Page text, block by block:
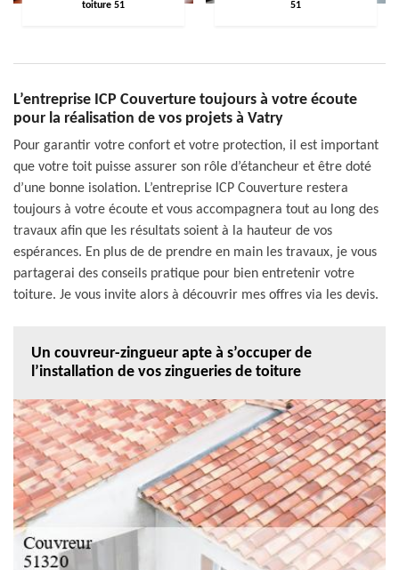
toiture 51
51
L’entreprise ICP Couverture toujours à votre écoute
pour la réalisation de vos projets à Vatry
Pour garantir votre confort et votre protection, il est important
que votre toit puisse assurer son rôle d’étancheur et être doté
d’une bonne isolation. L’entreprise ICP Couverture restera
toujours à votre écoute et vous accompagnera tout au long des
travaux afin que les résultats soient à la hauteur de vos
espérances. En plus de de prendre en main les travaux, je vous
partagerai des conseils pratique pour bien entretenir votre
toiture. Je vous invite alors à découvrir mes offres via les devis.
Un couvreur-zingueur apte à s’occuper de
l’installation de vos zingueries de toiture